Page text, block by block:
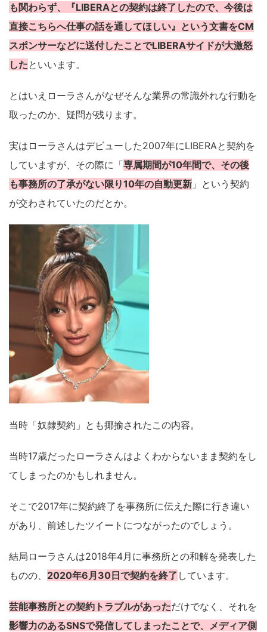
も関わらず、『LIBERAとの契約は終了したので、今後は
直接こちらへ仕事の話を通してほしい』という文書をCM
スポンサーなどに送付したことでLIBERAサイドが大激怒
したといいます。
とはいえローラさんがなぜそんな業界の常識外れな行動を
取ったのか、疑問が残ります。
実はローラさんはデビューした2007年にLIBERAと契約を
していますが、その際に「専属期間が10年間で、その後
も事務所の了承がない限り10年の自動更新 」という契約
が交わされていたのだとか。
当時「奴隷契約」とも揶揄されたこの内容。
当時17歳だったローラさんはよくわからないまま契約をし
てしまったのかもしれません。
そこで2017年に契約終了を事務所に伝えた際に行き違い
があり、前述したツイートにつながったのでしょう。
結局ローラさんは2018年4月に事務所との和解を発表した
ものの、 2020年6月30日で契約を終了 しています。
芸能事務所との契約トラブルがあっただけでなく、それを
影響力のあるSNSで発信してしまったことで、メディア側